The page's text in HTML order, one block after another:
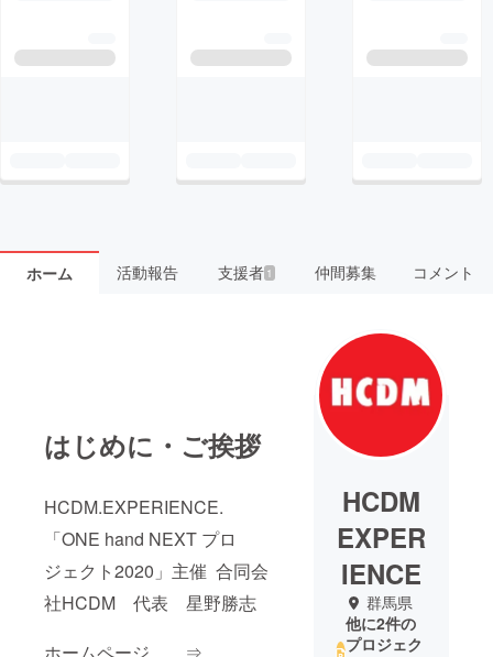
ホーム 活動報告 支援者 1 仲間募集 コメント
はじめに・ご挨拶
HCDM.EXPERIENCE.
「ONE hand NEXT プロ
ジェクト2020」主催 合同会
社HCDM 代表 星野勝志
HCDM
EXPER
IENCE
群馬県
他に2件の
プロジェク